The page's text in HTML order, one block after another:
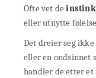
Ofte vet de
eller utnytte
Det dreier seg
eller en ondsinnet
handler de etter et